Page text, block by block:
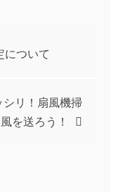
について
リ！扇風機掃
を送ろう！